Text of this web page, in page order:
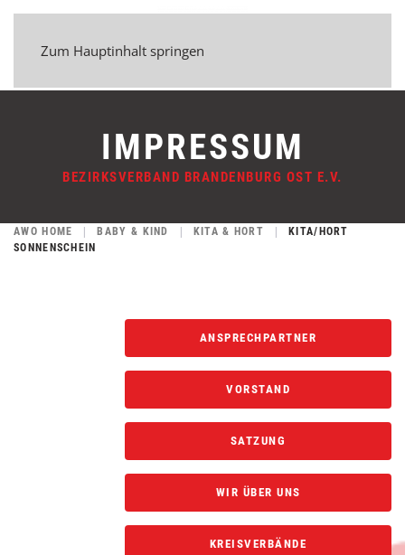
Zum Hauptinhalt springen
IMPRESSUM
BEZIRKSVERBAND BRANDENBURG OST E.V.
AWO HOME BABY & KIND KITA & HORT
KITA/HORT
SONNENSCHEIN
ANSPRECHPARTNER
VORSTAND
SATZUNG
WIR ÜBER UNS
KREISVERBÄNDE